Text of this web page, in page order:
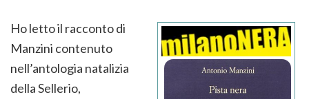
Ho letto il racconto di
Manzini contenuto
nell’antologia natalizia
della Sellerio,